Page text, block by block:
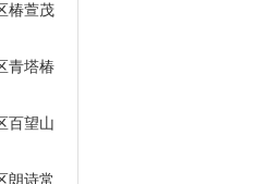
椿萱茂
青塔椿
百望山
朗诗常